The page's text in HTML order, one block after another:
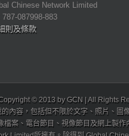
Chinese Network Limited
087998-883
則及條款
© 2013 by GCN | All Rights
內容，包括但不限於文字、照片、圖
檔案、電台節目、視像節目及網上製